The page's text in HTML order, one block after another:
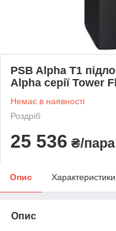
PSB Alpha T1
Alpha серії Tower
Немає в наявності
Роздріб
25 536 ₴/пара
Опис Характеристики
Опис